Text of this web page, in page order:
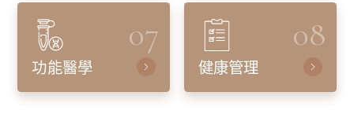
07
功能醫學
08
健康管理